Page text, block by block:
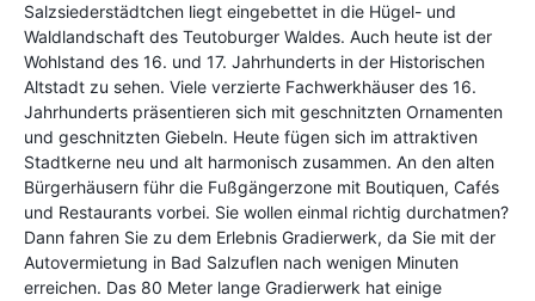
Salzsiederstädtchen liegt eingebettet in die Hügel- und
Waldlandschaft des Teutoburger Waldes. Auch heute ist der
Wohlstand des 16. und 17. Jahrhunderts in der Historischen
Altstadt zu sehen. Viele verzierte Fachwerkhäuser des 16.
Jahrhunderts präsentieren sich mit geschnitzten Ornamenten
und geschnitzten Giebeln. Heute fügen sich im attraktiven
Stadtkerne neu und alt harmonisch zusammen. An den alten
Bürgerhäusern führ die Fußgängerzone mit Boutiquen, Cafés
und Restaurants vorbei. Sie wollen einmal richtig durchatmen?
Dann fahren Sie zu dem Erlebnis Gradierwerk, da Sie mit der
Autovermietung in Bad Salzuflen nach wenigen Minuten
erreichen. Das 80 Meter lange Gradierwerk hat einige